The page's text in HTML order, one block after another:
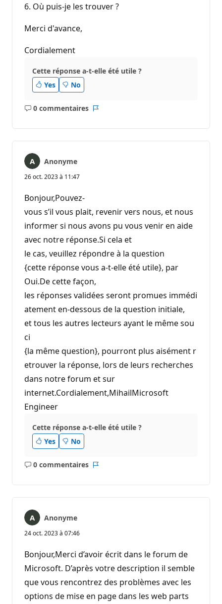
6. Où puis-je les trouver ?
Merci d'avance,
Cordialement
Cette réponse a-t-elle été utile ?
Yes
No
0 commentaires
Aucun
Anonyme
26 oct. 2023 à 11:47
Bonjour,Pouvez-
vous s’il vous plait, revenir vers nous, et nous
informer si nous avons pu vous venir en aide
avec notre réponse.Si cela et
le cas, veuillez répondre à la question
{cette réponse vous a-t-elle été utile}, par
Oui.De cette façon,
les réponses validées seront promues immédi
atement en-dessous de la question initiale,
et tous les autres lecteurs ayant le même sou
ci
{la même question}, pourront plus aisément r
etrouver la réponse, lors de leurs recherches
dans notre forum et sur
internet.Cordialement,MihailMicrosoft
Engineer
Cette réponse a-t-elle été utile ?
Yes
No
0 commentaires
Aucun
Anonyme
24 oct. 2023 à 07:46
Bonjour,Merci d’avoir écrit dans le forum de
Microsoft. D’après votre description il semble
que vous rencontrez des problèmes avec les
options de mise en page dans les web parts